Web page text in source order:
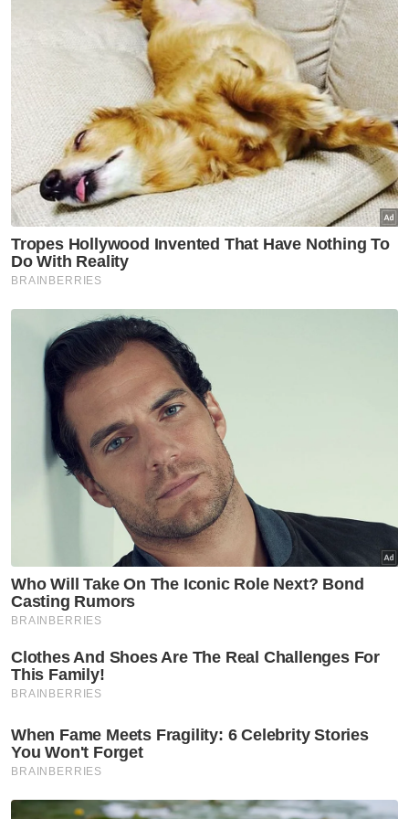
"Hasil daripada operasi tersebut sebanyak
sembilan suis haram telah dicabut dan kerja-
kerja pemotongan bekalan elektrik bagi suis-
suis haram tersebut telah dijalankan oleh
pihak TNB.
"Kesemua suis haram tersebut telah dihantar
dan disimpan di Stor Sitaan, Jalan Lombong,
Cheras," kata kenyataan pihak berkuasa
tempatan itu dalam kenyataan di laman
Facebooknya pada Khamis.
Artikel Berkaitan:
Gangguan bekalan elektrik di Cameron Highlands
pulih
Tujuh premis judi dipotong bekalan elektrik
ST tubuh Pasukan Petugas Khas pantau bekalan
elektrik di Sabah
Muat turun aplikasi Sinar Harian.Klik di sini!